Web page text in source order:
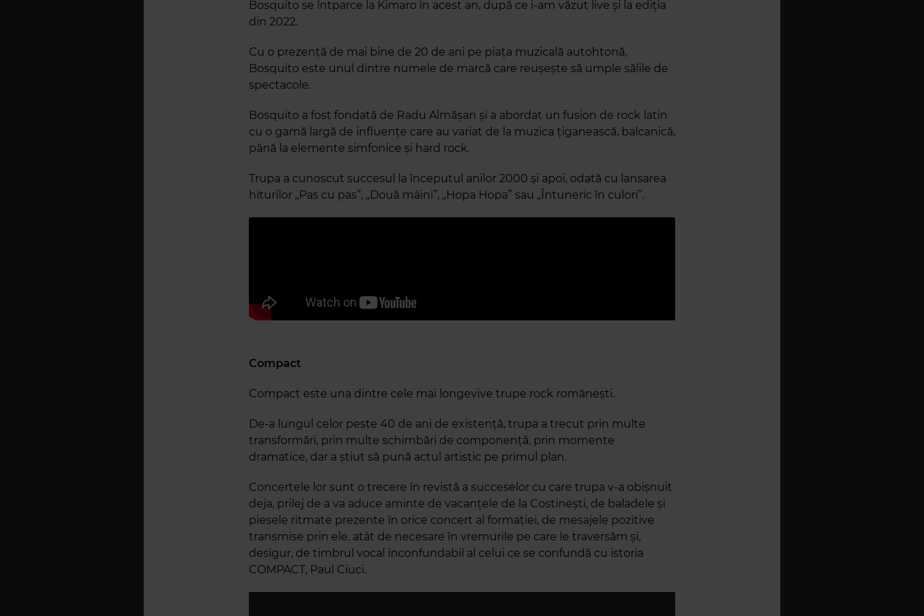
Bosquito se întparce la Kimaro în acest an, după ce i-am văzut live și la ediția
din 2022.
Cu o prezență de mai bine de 20 de ani pe piața muzicală autohtonă,
Bosquito este unul dintre numele de marcă care reușește să umple sălile de
spectacole.
Bosquito a fost fondată de Radu Almășan și a abordat un fusion de rock latin
cu o gamă largă de influențe care au variat de la muzica țiganească, balcanică,
până la elemente simfonice și hard rock.
Trupa a cunoscut succesul la începutul anilor 2000 și apoi, odată cu lansarea
hiturilor „Pas cu pas”, „Două mâini”, „Hopa Hopa” sau „Întuneric în culori”.
Compact
Compact este una dintre cele mai longevive trupe rock românești.
De-a lungul celor peste 40 de ani de existență, trupa a trecut prin multe
transformări, prin multe schimbări de componență, prin momente
dramatice, dar a știut să pună actul artistic pe primul plan.
Concertele lor sunt o trecere în revistă a succeselor cu care trupa v-a obișnuit
deja, prilej de a va aduce aminte de vacanțele de la Costinești, de baladele și
piesele ritmate prezente în orice concert al formației, de mesajele pozitive
transmise prin ele, atât de necesare în vremurile pe care le traversăm și,
desigur, de timbrul vocal inconfundabil al celui ce se confundă cu istoria
COMPACT, Paul Ciuci.